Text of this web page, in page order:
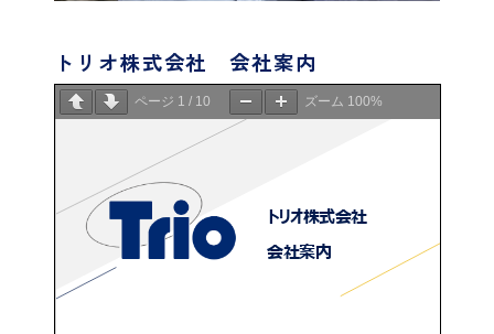
トリオ株式会社 会社案内
ページ 1 / 10 ズーム 100%